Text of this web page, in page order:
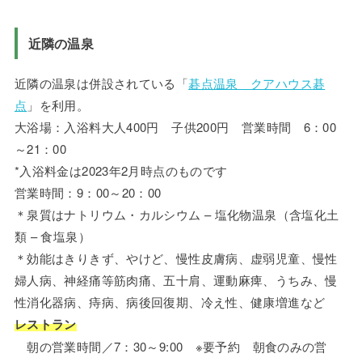
近隣の温泉
近隣の温泉は併設されている「碁点温泉 クアハウス碁
点 」を利用。
大浴場：入浴料大人400円 子供200円 営業時間 6：00
～21：00
*入浴料金は2023年2月時点のものです
営業時間：9：00～20：00
＊泉質はナトリウム・カルシウム – 塩化物温泉（含塩化土
類 – 食塩泉）
＊効能はきりきず、やけど、慢性皮膚病、虚弱児童、慢性
婦人病、神経痛等筋肉痛、五十肩、運動麻痺、うちみ、慢
性消化器病、痔病、病後回復期、冷え性、健康増進など
レストラン
朝の営業時間／7：30～9:00 ※要予約 朝食のみの営